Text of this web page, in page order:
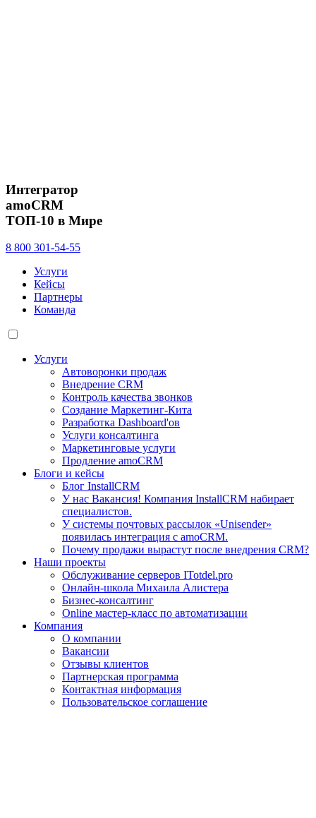
Интегратор
amoCRM
ТОП-10 в Мире
8 800 301-54-55
Услуги
Кейсы
Партнеры
Команда
Услуги
Автоворонки продаж
Внедрение CRM
Контроль качества звонков
Создание Маркетинг-Кита
Разработка Dashboard'ов
Услуги консалтинга
Маркетинговые услуги
Продление amoCRM
Блоги и кейсы
Блог InstallCRM
У нас Вакансия! Компания InstallCRM набирает
специалистов.
У системы почтовых рассылок «Unisender»
появилась интеграция с amoCRM.
Почему продажи вырастут после внедрения CRM?
Наши проекты
Обслуживание серверов ITotdel.pro
Онлайн-школа Михаила Алистера
Бизнес-консалтинг
Online мастер-класс по автоматизации
Компания
О компании
Вакансии
Отзывы клиентов
Партнерская программа
Контактная информация
Пользовательское соглашение